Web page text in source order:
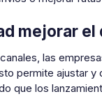
mejorar
las
permite ajustar y
que los